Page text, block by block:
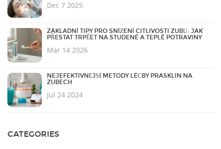
Dec 7 2025
ZÁKLADNÍ TIPY PRO SNÍŽENÍ CITLIVOSTI ZUBŮ: JAK
PŘESTAT TRPĚET NA STUDENÉ A TEPLÉ POTRAVINY
Mar 14 2026
NEJEFEKTIVNĚJŠÍ METODY LÉČBY PRASKLIN NA
ZUBECH
Jul 24 2024
CATEGORIES